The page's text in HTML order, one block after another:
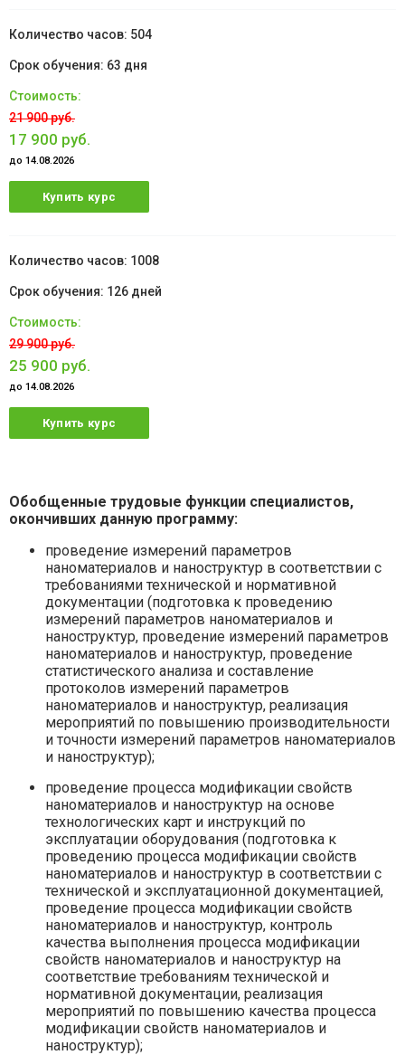
504
63 дня
21 900 руб.
17 900 руб.
до 14.08.2026
Купить курс
1008
126 дней
29 900 руб.
25 900 руб.
до 14.08.2026
Купить курс
Обобщенные трудовые функции специалистов,
окончивших данную программу:
проведение измерений параметров
наноматериалов и наноструктур в соответствии с
требованиями технической и нормативной
документации (подготовка к проведению
измерений параметров наноматериалов и
наноструктур, проведение измерений параметров
наноматериалов и наноструктур, проведение
статистического анализа и составление
протоколов измерений параметров
наноматериалов и наноструктур, реализация
мероприятий по повышению производительности
и точности измерений параметров наноматериалов
и наноструктур);
проведение процесса модификации свойств
наноматериалов и наноструктур на основе
технологических карт и инструкций по
эксплуатации оборудования (подготовка к
проведению процесса модификации свойств
наноматериалов и наноструктур в соответствии с
технической и эксплуатационной документацией,
проведение процесса модификации свойств
наноматериалов и наноструктур, контроль
качества выполнения процесса модификации
свойств наноматериалов и наноструктур на
соответствие требованиям технической и
нормативной документации, реализация
мероприятий по повышению качества процесса
модификации свойств наноматериалов и
наноструктур);